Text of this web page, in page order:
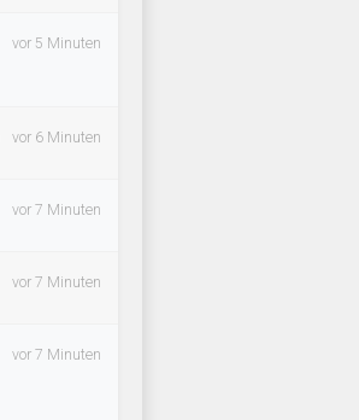
vor 5 Minuten
vor 6 Minuten
vor 7 Minuten
vor 7 Minuten
vor 7 Minuten